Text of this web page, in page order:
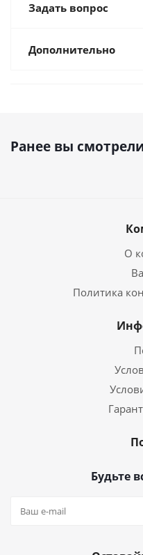
Задать вопрос
Дополнительно
Ранее вы
О
Политика
Будьте